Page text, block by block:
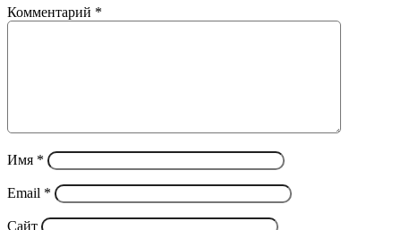
Комментарий *
Имя *
Email *
Сайт